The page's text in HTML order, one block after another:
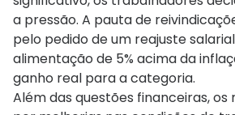
a pressão. A pauta de
pelo pedido de um reajuste
alimentação de 5% acima da
ganho real para a categoria.
Além das questões financeiras,